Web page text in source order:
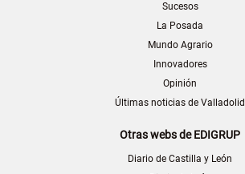
Sucesos
La Posada
Mundo Agrario
Innovadores
Opinión
Últimas noticias de Valladolid
Otras webs de EDIGRUP
Diario de Castilla y León